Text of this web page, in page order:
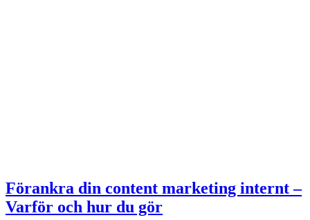
Förankra din content marketing internt –
Varför och hur du gör